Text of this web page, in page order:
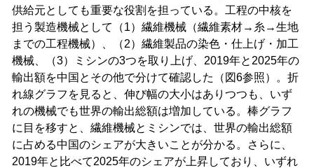
供給元としても重要な役割を担っている。工程の中核を
担う製造機械として（1）繊維機械（繊維素材→糸→生地
までの工程機械）、（2）繊維製品の染色・仕上げ・加工
機械、（3）ミシンの3つを取り上げ、2019年と2025年の
輸出額を中国とその他で分けて確認した（図6参照）。折
れ線グラフを見ると、伸び幅の大小はありつつも、いず
れの機械でも世界の輸出総額は増加している。棒グラフ
に目を移すと、繊維機械とミシンでは、世界の輸出総額
に占める中国のシェアが大きいことが分かる。さらに、
2019年と比べて2025年のシェアが上昇しており、いずれ